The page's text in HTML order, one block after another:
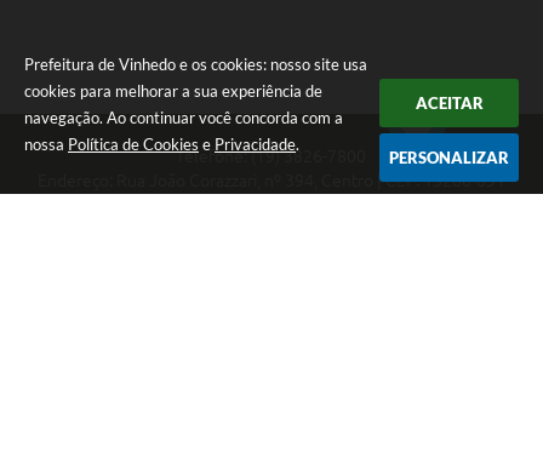
Prefeitura de Vinhedo e os cookies: nosso site usa
cookies para melhorar a sua experiência de
navegação. Ao continuar você concorda com a
nossa Política de Cookies e Privacidade.
ACEITAR
PERSONALIZAR
Telefone: (19) 3826-7800
Endereço: Rua João Corazzari, nº 394, Centro | CEP: 13280-091